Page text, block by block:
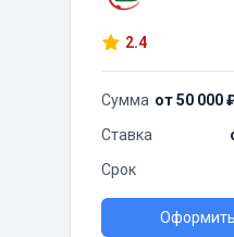
2.4
Сумма от 50 000
Ставка
Срок